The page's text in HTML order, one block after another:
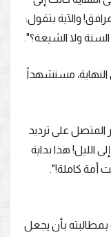
والآية بتقول:
السنة ولا الشيعة؟".
مستشهداً
المتصل على ترديد
الليل! هذا بداية
أمة كاملة!".
بأن يجعل